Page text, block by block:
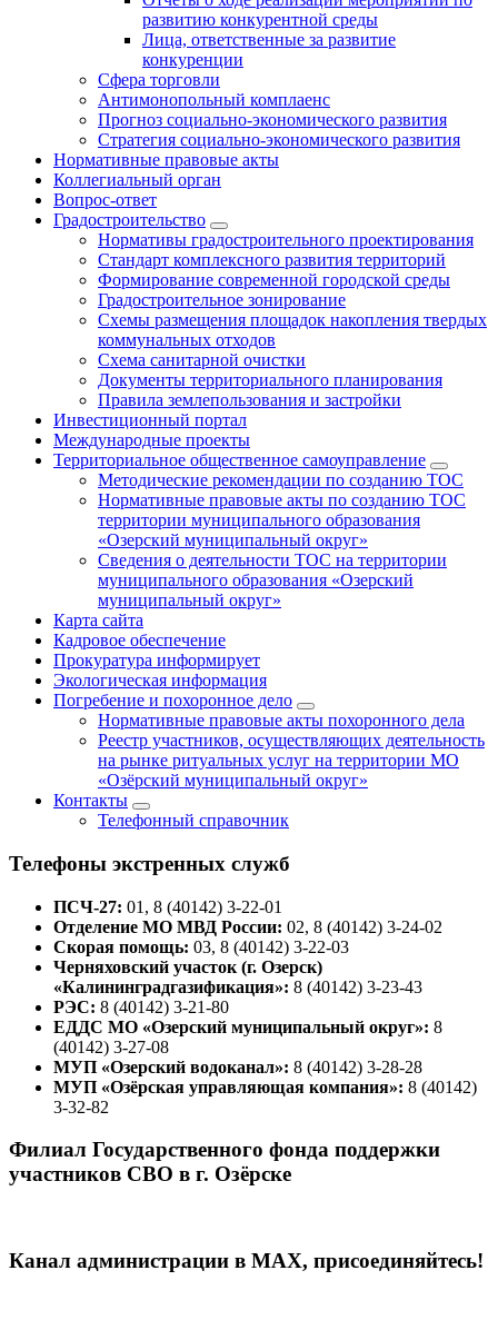
развитию конкурентной среды
Лица, ответственные за развитие
конкуренции
Сфера торговли
Антимонопольный комплаенс
Прогноз социально-экономического развития
Стратегия социально-экономического развития
Нормативные правовые акты
Коллегиальный орган
Вопрос-ответ
Градостроительство
Нормативы градостроительного проектирования
Стандарт комплексного развития территорий
Формирование современной городской среды
Градостроительное зонирование
Схемы размещения площадок накопления твердых
коммунальных отходов
Схема санитарной очистки
Документы территориального планирования
Правила землепользования и застройки
Инвестиционный портал
Международные проекты
Территориальное общественное самоуправление
Методические рекомендации по созданию ТОС
Нормативные правовые акты по созданию ТОС
территории муниципального образования
«Озерский муниципальный округ»
Сведения о деятельности ТОС на территории
муниципального образования «Озерский
муниципальный округ»
Карта сайта
Кадровое обеспечение
Прокуратура информирует
Экологическая информация
Погребение и похоронное дело
Нормативные правовые акты похоронного дела
Реестр участников, осуществляющих деятельность
на рынке ритуальных услуг на территории МО
«Озёрский муниципальный округ»
Контакты
Телефонный справочник
Телефоны экстренных служб
ПСЧ-27: 01, 8 (40142) 3-22-01
Отделение МО МВД России: 02, 8 (40142) 3-24-02
Скорая помощь: 03, 8 (40142) 3-22-03
Черняховский участок (г. Озерск)
«Калининградгазификация»: 8 (40142) 3-23-43
РЭС: 8 (40142) 3-21-80
ЕДДС МО «Озерский муниципальный округ»: 8
(40142) 3-27-08
МУП «Озерский водоканал»: 8 (40142) 3-28-28
МУП «Озёрская управляющая компания»: 8 (40142)
3-32-82
Филиал Государственного фонда поддержки
участников СВО в г. Озёрске
Канал администрации в МАХ, присоединяйтесь!